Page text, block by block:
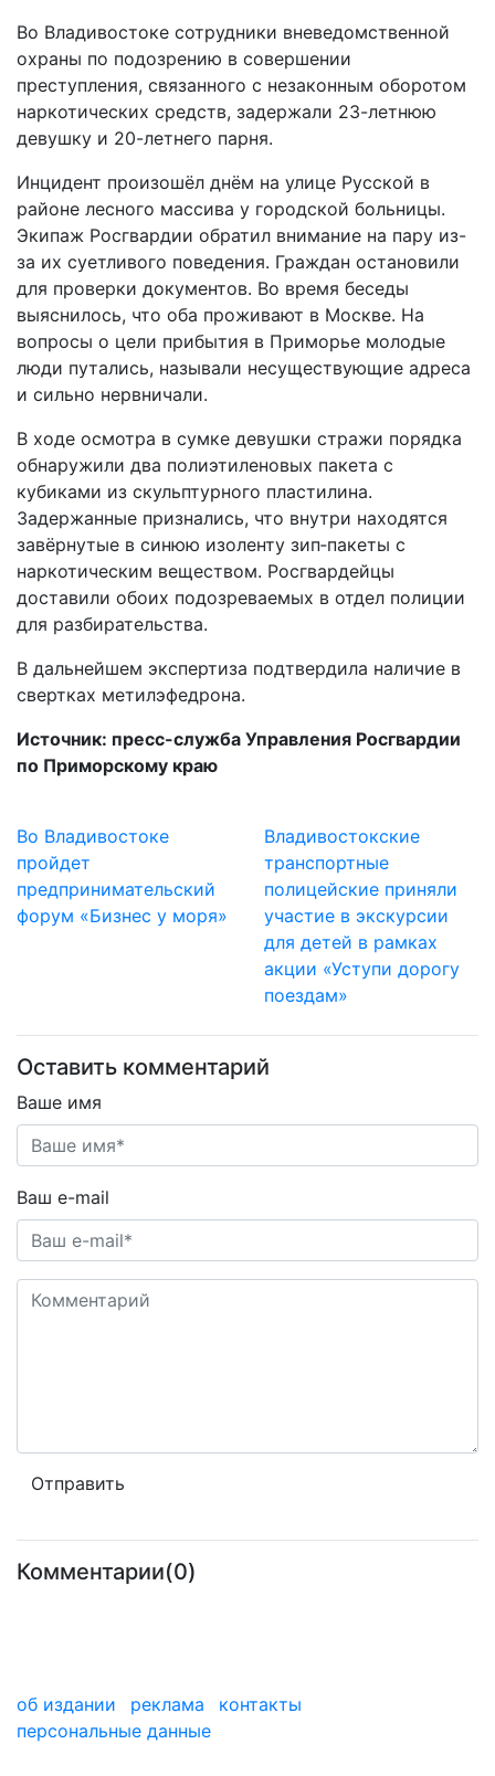
Во Владивостоке сотрудники вневедомственной
охраны по подозрению в совершении
преступления, связанного с незаконным оборотом
наркотических средств, задержали 23-летнюю
девушку и 20-летнего парня.
Инцидент произошёл днём на улице Русской в
районе лесного массива у городской больницы.
Экипаж Росгвардии обратил внимание на пару из-
за их суетливого поведения. Граждан остановили
для проверки документов. Во время беседы
выяснилось, что оба проживают в Москве. На
вопросы о цели прибытия в Приморье молодые
люди путались, называли несуществующие адреса
и сильно нервничали.
В ходе осмотра в сумке девушки стражи порядка
обнаружили два полиэтиленовых пакета с
кубиками из скульптурного пластилина.
Задержанные признались, что внутри находятся
завёрнутые в синюю изоленту зип‑пакеты с
наркотическим веществом. Росгвардейцы
доставили обоих подозреваемых в отдел полиции
для разбирательства.
В дальнейшем экспертиза подтвердила наличие в
свертках метилэфедрона.
Источник: пресс-служба Управления Росгвардии
по Приморскому краю
Во Владивостоке
пройдет
предпринимательский
форум «Бизнес у моря»
Владивостокские
транспортные
полицейские приняли
участие в экскурсии
для детей в рамках
акции «Уступи дорогу
поездам»
Оставить комментарий
Ваше имя
Ваш e-mail
Комментарии(0)
об издании реклама
контакты
персональные данные